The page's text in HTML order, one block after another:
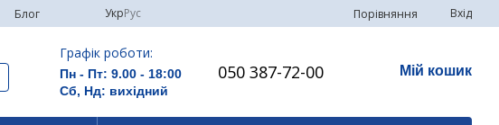
Блог УкрРус Порівняння Вхід
Графік роботи:
Пн - Пт: 9.00 - 18:00
Сб, Нд: вихідний
050 387-72-00 Мій кошик